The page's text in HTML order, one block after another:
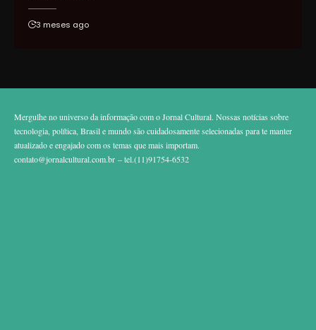
3 meses ago
Mergulhe no universo da informação com o Jornal Cultural. Nossas notícias sobre
tecnologia, política, Brasil e mundo são cuidadosamente selecionadas para te manter
atualizado e engajado com os temas que mais importam.
contato@jornalcultural.com.br – tel.(11)91754-6532